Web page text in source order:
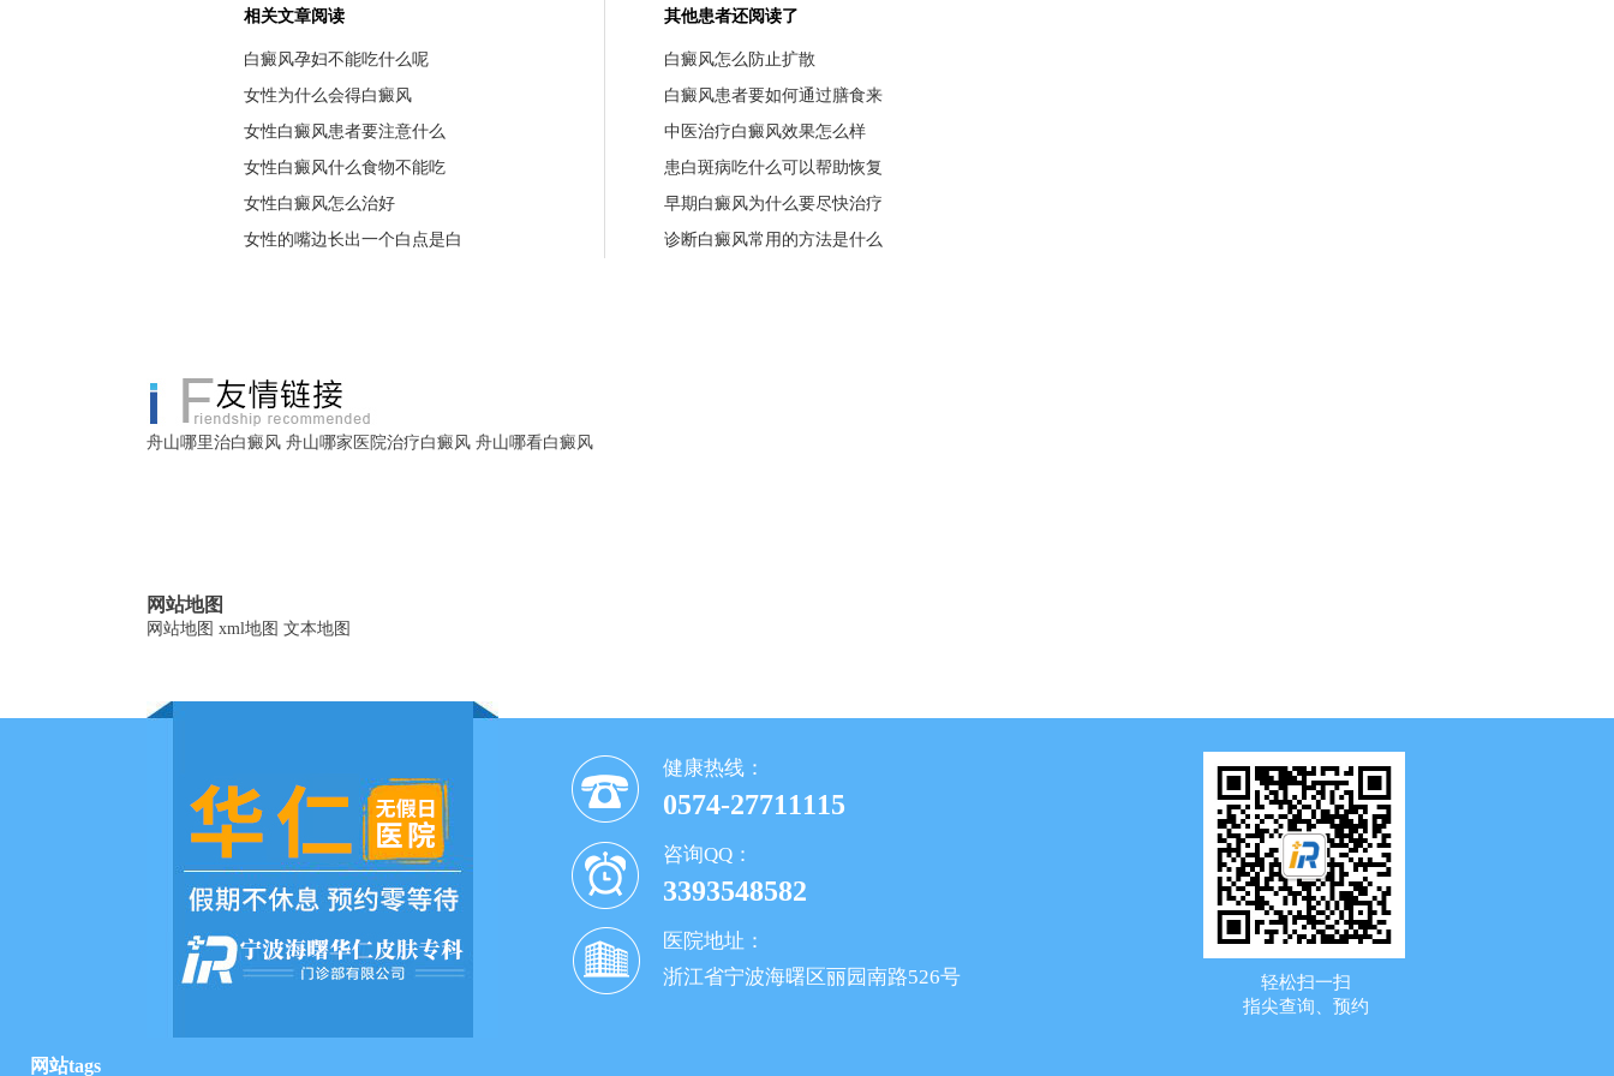
相关文章阅读
白癜风孕妇不能吃什么呢
女性为什么会得白癜风
女性白癜风患者要注意什么
女性白癜风什么食物不能吃
女性白癜风怎么治好
女性的嘴边长出一个白点是白
其他患者还阅读了
白癜风怎么防止扩散
白癜风患者要如何通过膳食来
中医治疗白癜风效果怎么样
患白斑病吃什么可以帮助恢复
早期白癜风为什么要尽快治疗
诊断白癜风常用的方法是什么
舟山哪里治白癜风 舟山哪家医院治疗白癜风 舟山哪看白癜风
网站地图
网站地图 xml地图 文本地图
健康热线：
0574-27711115
咨询QQ：
3393548582
医院地址：
浙江省宁波海曙区丽园南路526号
轻松扫一扫
指尖查询、预约
网站tags